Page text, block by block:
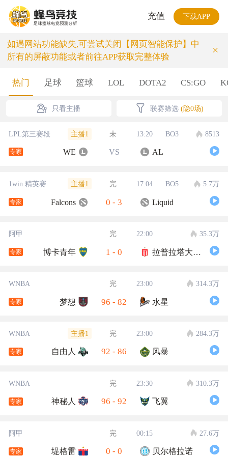
充值 下载APP
如遇网站功能缺失,可尝试关闭【网页智能保护】中
所有的屏蔽功能或者前往APP获取完整体验
×
热门 足球 篮球 LOL DOTA2 CS:GO
只看主播 联赛筛选 (隐0场)
LPL第三赛段 主播1 未 13:20 BO3 8513
专家 WE VS AL
1win 精英赛 主播1 完 17:04 BO5 5.7万
专家 Falcons 0 - 3 Liquid
阿甲 完 22:00 35.3万
专家 博卡青年 1 - 0 拉普拉塔大学生
WNBA 完 23:00 314.3万
专家 梦想 96 - 82 水星
WNBA 主播1 完 23:00 284.3万
专家 自由人 92 - 86 风暴
WNBA 完 23:30 310.3万
专家 神秘人 96 - 92 飞翼
阿甲 完 00:15 27.6万
专家 堤格雷 0 - 0 贝尔格拉诺